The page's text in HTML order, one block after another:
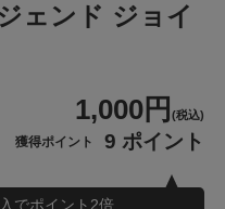
ェンド ジョイ
1,000円 (税込)
獲得ポイント 9 ポイント
でポイント2倍